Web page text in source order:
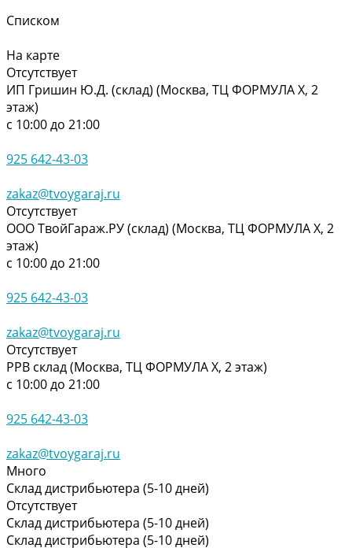
Списком
На карте
Отсутствует
ИП Гришин Ю.Д. (склад) (Москва, ТЦ ФОРМУЛА Х, 2
этаж)
с 10:00 до 21:00
925 642-43-03
zakaz@tvoygaraj.ru
Отсутствует
ООО ТвойГараж.РУ (склад) (Москва, ТЦ ФОРМУЛА Х, 2
этаж)
с 10:00 до 21:00
925 642-43-03
zakaz@tvoygaraj.ru
Отсутствует
РРВ склад (Москва, ТЦ ФОРМУЛА Х, 2 этаж)
с 10:00 до 21:00
925 642-43-03
zakaz@tvoygaraj.ru
Много
Склад дистрибьютера (5-10 дней)
Отсутствует
Склад дистрибьютера (5-10 дней)
Склад дистрибьютера (5-10 дней)